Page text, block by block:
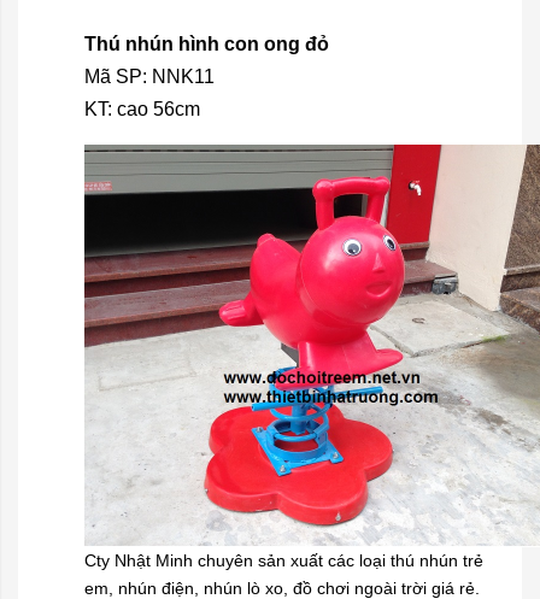
Thú nhún hình con ong đỏ
Mã SP: NNK11
KT: cao 56cm
Cty Nhật Minh chuyên sản xuất các loại thú nhún trẻ
em, nhún điện, nhún lò xo, đồ chơi ngoài trời giá rẻ.